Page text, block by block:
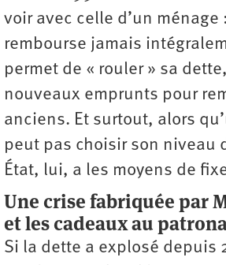
voir avec celle d’un ménage
rembourse jamais
permet de « rouler » sa
nouveaux emprunts pour
anciens. Et surtout, alors
peut pas choisir son niveau
État, lui, a les moyens de
Une crise fabriquée par
et les cadeaux au
Si la dette a explosé depuis